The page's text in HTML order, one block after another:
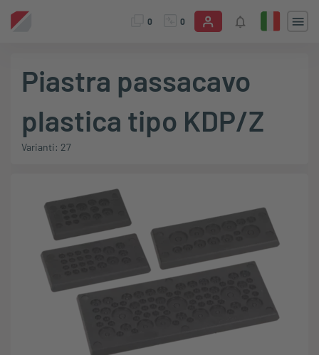
0 0
Piastra passacavo
plastica tipo KDP/Z
Varianti: 27